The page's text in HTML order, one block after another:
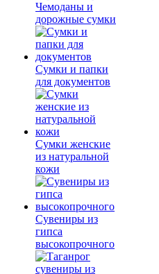
Чемоданы и
дорожные сумки
Сумки и папки
для документов
Сумки женские
из натуральной
кожи
Сувениры из
гипса
высокопрочного